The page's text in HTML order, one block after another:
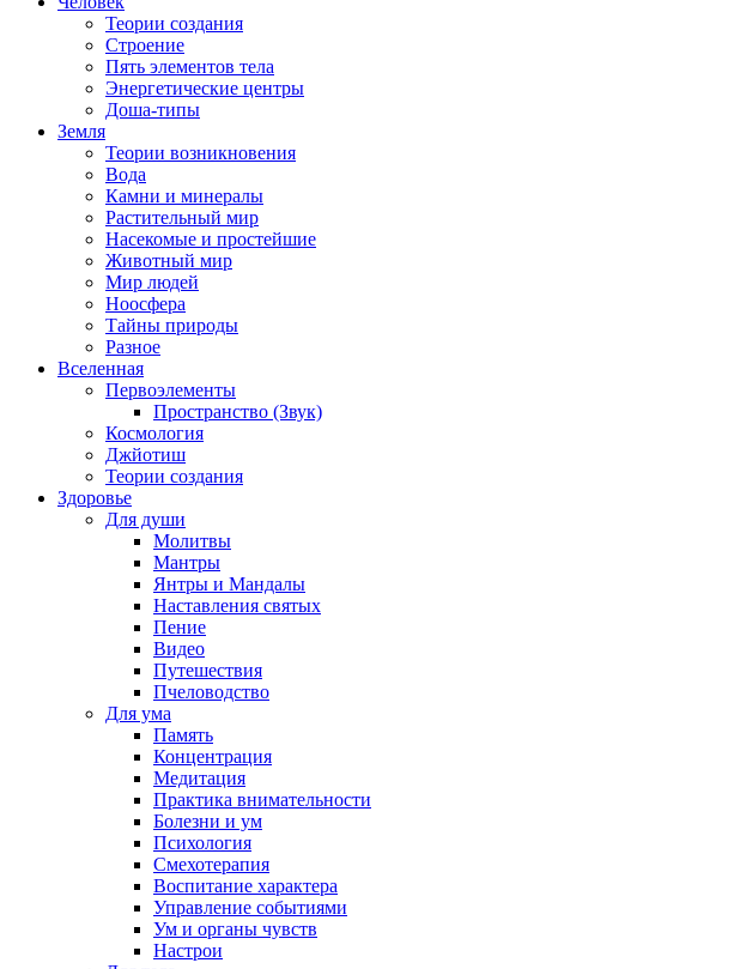
Теории создания
Строение
Пять элементов тела
Энергетические центры
Доша-типы
Земля
Теории возникновения
Вода
Камни и минералы
Растительный мир
Насекомые и простейшие
Животный мир
Мир людей
Ноосфера
Тайны природы
Разное
Вселенная
Первоэлементы
Пространство (Звук)
Космология
Джйотиш
Теории создания
Здоровье
Для души
Молитвы
Мантры
Янтры и Мандалы
Наставления святых
Пение
Видео
Путешествия
Пчеловодство
Для ума
Память
Концентрация
Медитация
Практика внимательности
Болезни и ум
Психология
Смехотерапия
Воспитание характера
Управление событиями
Ум и органы чувств
Настрои